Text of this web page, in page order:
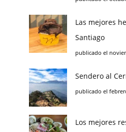
Las mejores
Santiago
publicado el
Sendero al
publicado el
Los mejores